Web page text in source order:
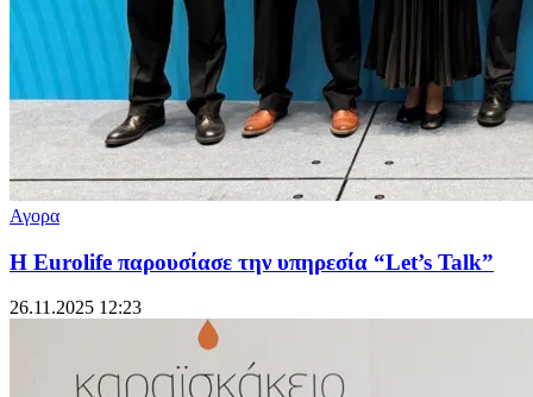
Αγορα
Η Eurolife παρουσίασε την υπηρεσία “Let’s Talk”
26.11.2025 12:23